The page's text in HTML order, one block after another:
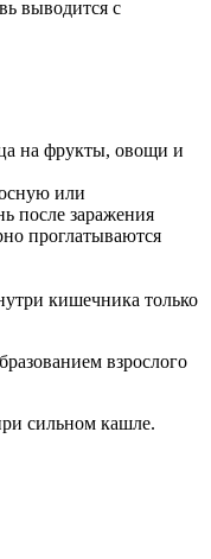
выводится с
на фрукты, овощи и
или
после заражения
проглатываются
кишечника только
взрослого
сильном кашле.